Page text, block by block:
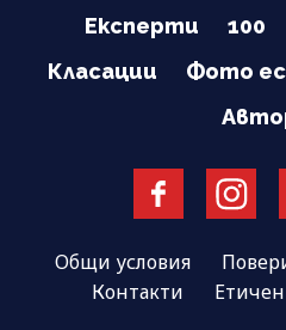
Експерти
100
Класации
Фото
Общи условия
Контакти